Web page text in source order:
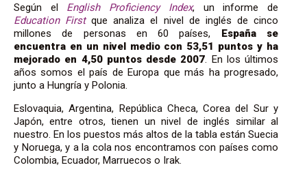
Según el English Proficiency Index, un informe de
Education Firstque analiza el nivel de inglés de cinco
millones de personas en 60 países, España se
encuentra en un nivel medio con 53,51 puntos y ha
mejorado en 4,50 puntos desde 2007 . En los últimos
años somos el país de Europa que más ha progresado,
junto a Hungría y Polonia.
Eslovaquia, Argentina, República Checa, Corea del Sur y
Japón, entre otros, tienen un nivel de inglés similar al
nuestro. En los puestos más altos de la tabla están Suecia
y Noruega, y a la cola nos encontramos con países como
Colombia, Ecuador, Marruecos o Irak.